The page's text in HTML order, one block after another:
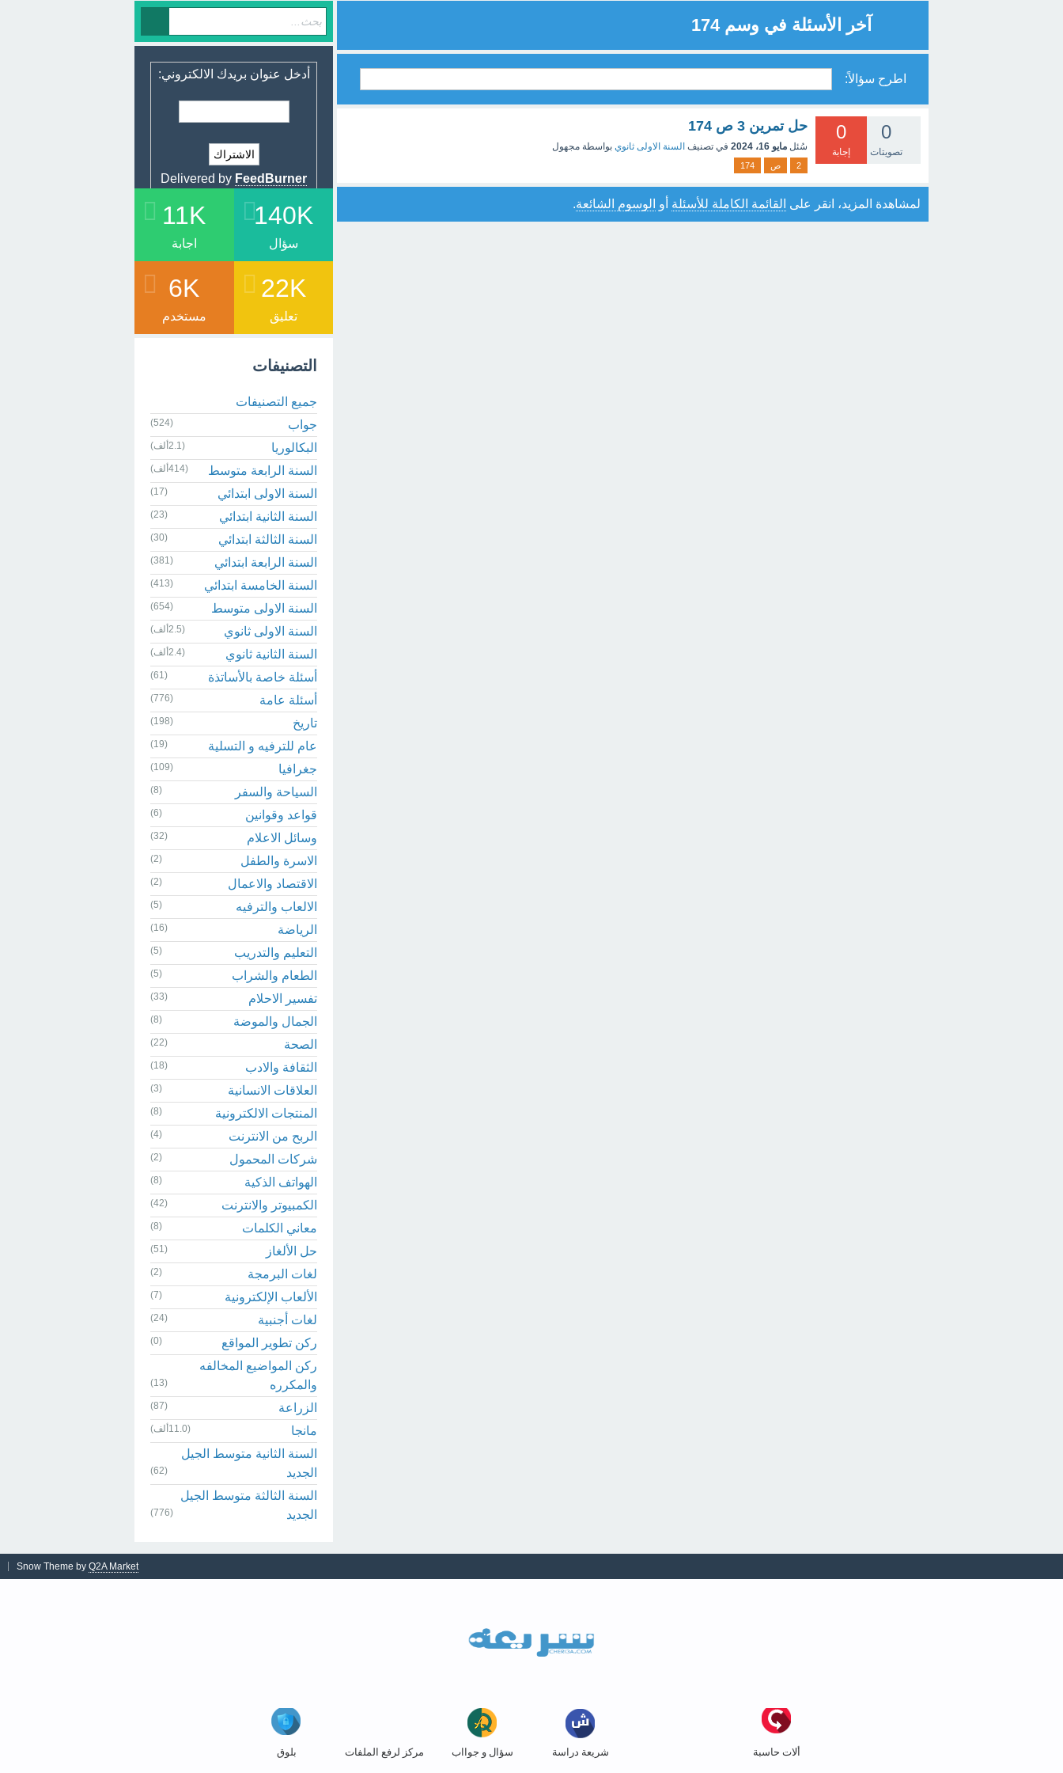
آخر الأسئلة في وسم 174
اطرح سؤالاً:
0
تصويتات
0
إجابة
حل تمرين 3 ص 174
سُئل مايو 16، 2024 في تصنيف السنة الاولى ثانوي بواسطة مجهول
2 ص 174
لمشاهدة المزيد، انقر على القائمة الكاملة للأسئلة أو الوسوم الشائعة.
أدخل عنوان بريدك الالكتروني:
Delivered by FeedBurner
140K
سؤال
11K
اجابة
22K
تعليق
6K
مستخدم
التصنيفات
جميع التصنيفات
جواب
(524)
البكالوريا (2.1ألف)
السنة الرابعة متوسط (414ألف)
السنة الاولى ابتدائي (17)
السنة الثانية ابتدائي (23)
السنة الثالثة ابتدائي (30)
السنة الرابعة ابتدائي (381)
السنة الخامسة ابتدائي (413)
السنة الاولى متوسط (654)
السنة الاولى ثانوي (2.5ألف)
السنة الثانية ثانوي (2.4ألف)
أسئلة خاصة بالأساتذة (61)
أسئلة عامة (776)
تاريخ (198)
عام للترفيه و التسلية (19)
جغرافيا (109)
السياحة والسفر (8)
قواعد وقوانين (6)
وسائل الاعلام (32)
الاسرة والطفل (2)
الاقتصاد والاعمال (2)
الالعاب والترفيه (5)
الرياضة (16)
التعليم والتدريب (5)
الطعام والشراب (5)
تفسير الاحلام (33)
الجمال والموضة (8)
الصحة (22)
الثقافة والادب (18)
العلاقات الانسانية (3)
المنتجات الالكترونية (8)
الربح من الانترنت (4)
شركات المحمول (2)
الهواتف الذكية (8)
الكمبيوتر والانترنت (42)
معاني الكلمات (8)
حل الألغاز (51)
لغات البرمجة (2)
الألعاب الإلكترونية (7)
لغات أجنبية (24)
ركن تطوير المواقع (0)
ركن المواضيع المخالفه
والمكرره
(13)
الزراعة (87)
مانجا (11.0ألف)
السنة الثانية متوسط الجيل
الجديد
(62)
السنة الثالثة متوسط الجيل
الجديد
(776)
Snow Theme by Q2A Market